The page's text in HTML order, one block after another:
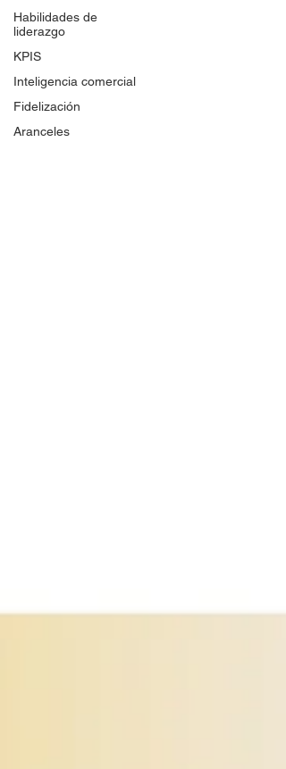
Habilidades de
liderazgo
KPIS
Inteligencia comercial
Fidelización
Aranceles